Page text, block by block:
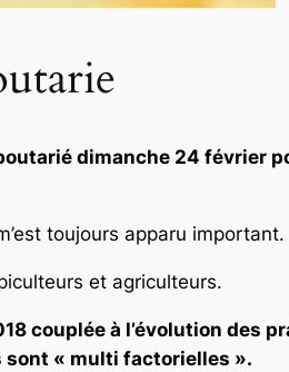
dimanche 24 février
toujours apparu important.
et agriculteurs.
couplée à l’évolution des
sont « multi factorielles ».